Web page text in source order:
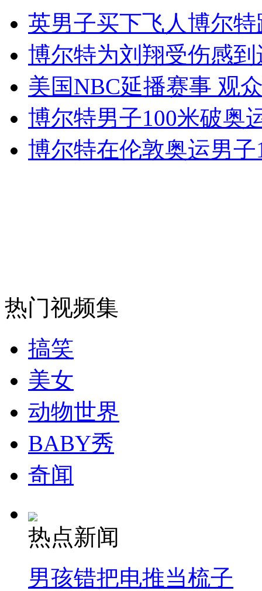
女孩北京地铁殴打老人 痛下狠手拳打脚踢
无痛分娩是否安全 医生回应
走！跟着总书记去植树
消防员救轻生者
纽约上演“枕头大战”
司机酒驾遇交警 急速倒车逃窜
英男子买下飞人博尔
博尔特为刘翔受伤感
美国NBC延播赛事 观
博尔特男子100米破奥
博尔特在伦敦奥运男
热门视频集
搞笑
美女
动物世界
BABY秀
奇闻
热点新闻
男孩错把电推当梳子